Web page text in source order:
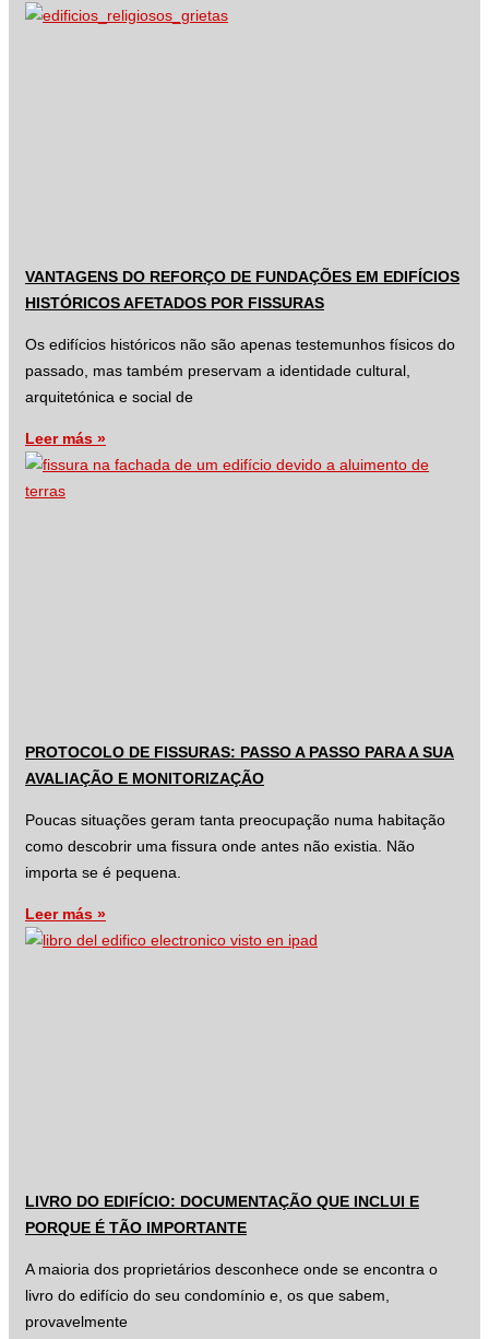
VANTAGENS DO REFORÇO DE FUNDAÇÕES EM EDIFÍCIOS
HISTÓRICOS AFETADOS POR FISSURAS
Os edifícios históricos não são apenas testemunhos físicos do
passado, mas também preservam a identidade cultural,
arquitetónica e social de
Leer más »
PROTOCOLO DE FISSURAS: PASSO A PASSO PARA A SUA
AVALIAÇÃO E MONITORIZAÇÃO
Poucas situações geram tanta preocupação numa habitação
como descobrir uma fissura onde antes não existia. Não
importa se é pequena.
Leer más »
LIVRO DO EDIFÍCIO: DOCUMENTAÇÃO QUE INCLUI E
PORQUE É TÃO IMPORTANTE
A maioria dos proprietários desconhece onde se encontra o
livro do edifício do seu condomínio e, os que sabem,
provavelmente